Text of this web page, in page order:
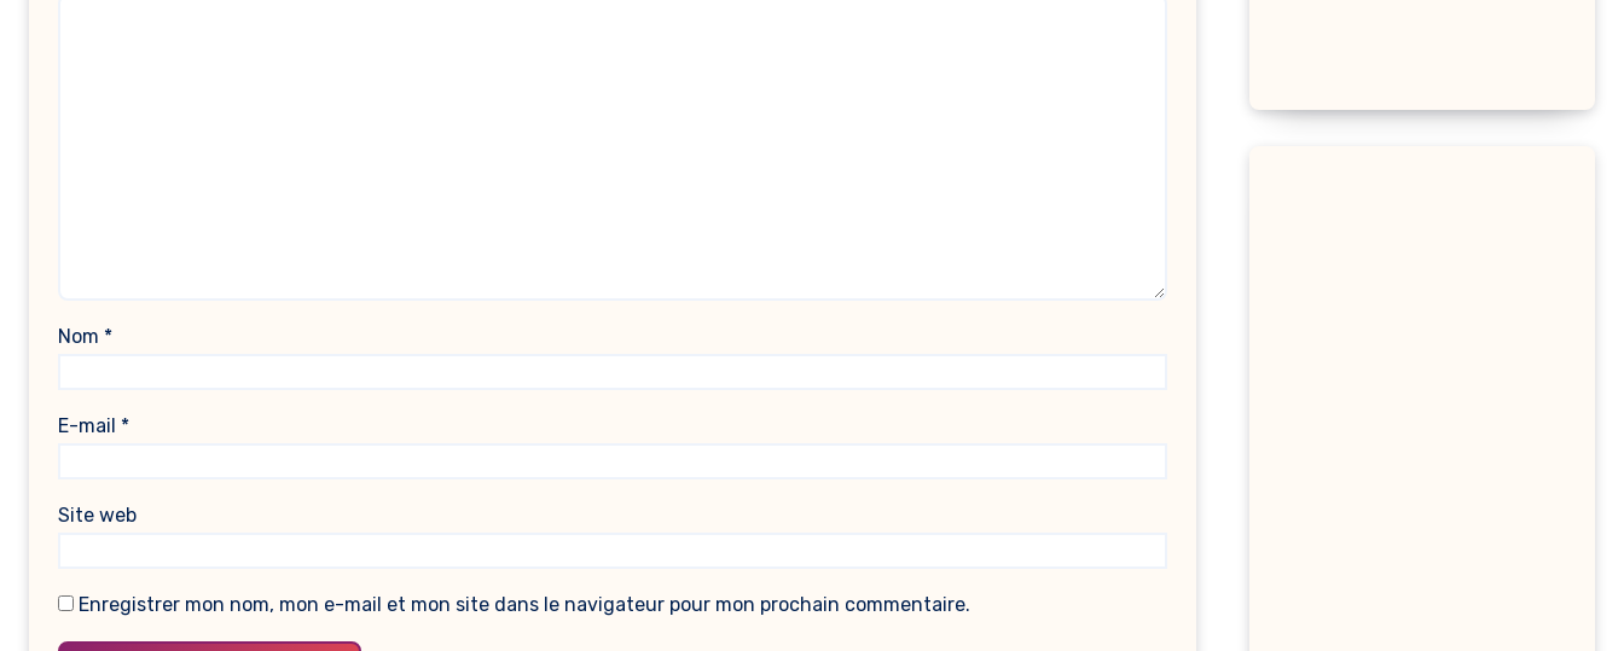
Nom *
E-mail *
Site web
Enregistrer mon nom, mon e-mail et mon site dans le navigateur pour mon prochain commentaire.